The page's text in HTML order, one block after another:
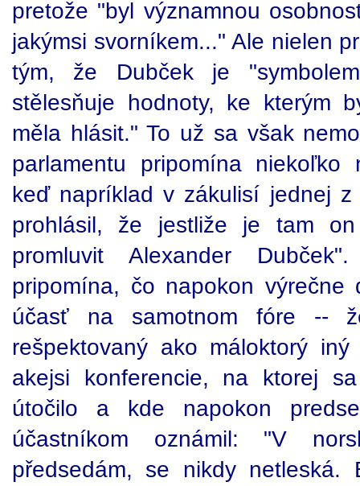
pretože "byl významnou
jakýmsi svorníkem..." Ale nielen
tým, že Dubček je
stělesňuje hodnoty, ke kterým
měla hlásit." To už sa však
parlamentu pripomína niekoľko
keď napríklad v zákulisí jednej z
prohlásil, že jestliže je tam
promluvit Alexander
pripomína, čo napokon výrečne
účasť na samotnom fóre --
rešpektovaný ako máloktorý
akejsi konferencie, na ktorej
útočilo a kde napokon
účastníkom oznámil: "V
předsedám, se nikdy netleská.